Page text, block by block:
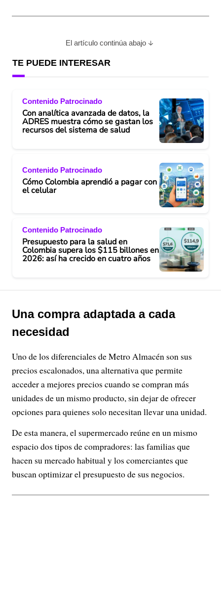
El artículo continúa abajo
TE PUEDE INTERESAR
Contenido Patrocinado
Con analítica avanzada de datos, la
ADRES muestra cómo se gastan los
recursos del sistema de salud
Contenido Patrocinado
Cómo Colombia aprendió a pagar con
el celular
Contenido Patrocinado
Presupuesto para la salud en
Colombia supera los $115 billones en
2026: así ha crecido en cuatro años
Una compra adaptada a cada
necesidad
Uno de los diferenciales de Metro Almacén son sus
precios escalonados, una alternativa que permite
acceder a mejores precios cuando se compran más
unidades de un mismo producto, sin dejar de ofrecer
opciones para quienes solo necesitan llevar una unidad.
De esta manera, el supermercado reúne en un mismo
espacio dos tipos de compradores: las familias que
hacen su mercado habitual y los comerciantes que
buscan optimizar el presupuesto de sus negocios.